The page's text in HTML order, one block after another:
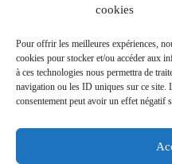
cookies
Pour offrir les meilleures expériences,
cookies pour stocker et/ou accéder aux
à ces technologies nous permettra de
navigation ou les ID uniques sur ce site.
consentement peut avoir un effet négatif
Nos
Urgences du pôle des
L’Etablissement du Val
Centre de cardiologie du